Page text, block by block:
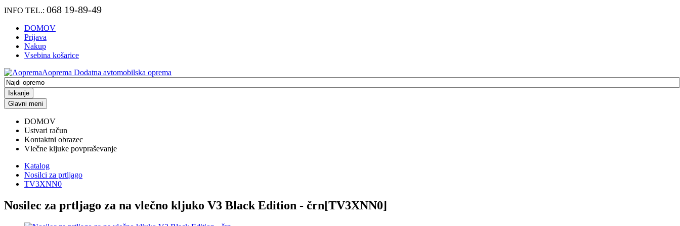
INFO TEL.: 068 19-89-49
DOMOV
Prijava
Nakup
Vsebina košarice
Aoprema Dodatna avtomobilska oprema
Iskanje
Glavni meni
DOMOV
Ustvari račun
Kontaktni obrazec
Vlečne kljuke povpraševanje
Katalog
Nosilci za prtljago
TV3XNN0
Nosilec za prtljago za na vlečno kljuko V3 Black Edition - črn[TV3XNN0]